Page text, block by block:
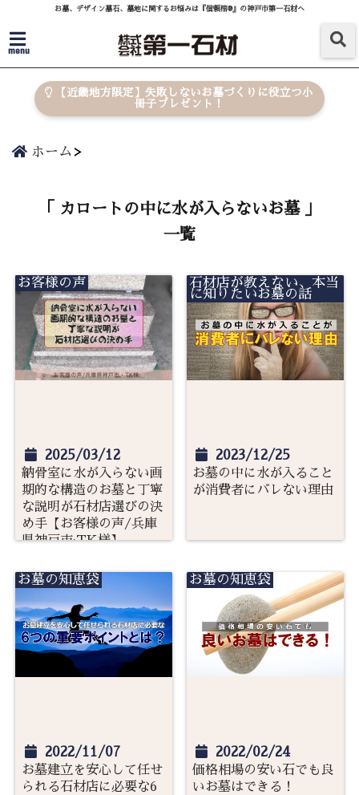
お墓、デザイン墓石、墓地に関するお悩みは『信頼棺®』の神戸市第一石材へ
menu
【近畿地方限定】失敗しないお墓づくりに役立つ小
冊子プレゼント！
ホーム
「 カロートの中に水が入らないお墓 」
一覧
お客様の声
2025/03/12
納骨室に水が入らない画
期的な構造のお墓と丁寧
な説明が石材店選びの決
め手【お客様の声/兵庫
県神戸市:TK様】
石材店が教えない、本当
に知りたいお墓の話
2023/12/25
お墓の中に水が入ること
が消費者にバレない理由
お墓の知恵袋
2022/11/07
お墓建立を安心して任せ
られる石材店に必要な6
お墓の知恵袋
2022/02/24
価格相場の安い石でも良
いお墓はできる！